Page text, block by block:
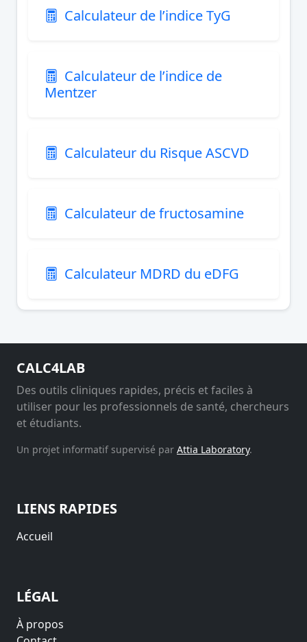
Calculateur de l’indice TyG
Calculateur de l’indice de
Mentzer
Calculateur du Risque ASCVD
Calculateur de fructosamine
Calculateur MDRD du eDFG
CALC4LAB
Des outils cliniques rapides, précis et faciles à
utiliser pour les professionnels de santé, chercheurs
et étudiants.
Un projet informatif supervisé par Attia Laboratory.
LIENS RAPIDES
Accueil
LÉGAL
À propos